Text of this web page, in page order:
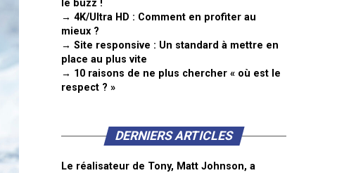
le buzz !
→ 4K/Ultra HD : Comment en profiter au
mieux ?
→ Site responsive : Un standard à mettre en
place au plus vite
→ 10 raisons de ne plus chercher « où est le
respect ? »
DERNIERS ARTICLES
Le réalisateur de Tony, Matt Johnson, a